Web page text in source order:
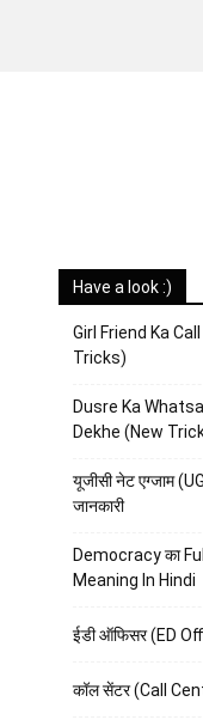
Have a look :)
Girl Friend Ka
Tricks)
Dusre Ka
Dekhe (New
यूजीसी नेट एग्जाम
जानकारी
Democracy का
Meaning In Hindi
ईडी ऑफिसर (ED
कॉल सेंटर (Call